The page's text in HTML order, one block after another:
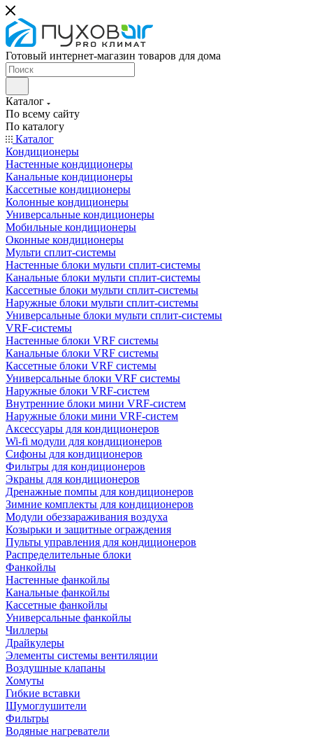
Готовый интернет-магазин товаров для дома
Каталог
По всему сайту
По каталогу
Каталог
Кондиционеры
Настенные кондиционеры
Канальные кондиционеры
Кассетные кондиционеры
Колонные кондиционеры
Универсальные кондиционеры
Мобильные кондиционеры
Оконные кондиционеры
Мульти сплит-системы
Настенные блоки мульти сплит-системы
Канальные блоки мульти сплит-системы
Кассетные блоки мульти сплит-системы
Наружные блоки мульти сплит-системы
Универсальные блоки мульти сплит-системы
VRF-системы
Настенные блоки VRF системы
Канальные блоки VRF системы
Кассетные блоки VRF системы
Универсальные блоки VRF системы
Наружные блоки VRF-систем
Внутренние блоки мини VRF-систем
Наружные блоки мини VRF-систем
Аксессуары для кондиционеров
Wi-fi модули для кондиционеров
Сифоны для кондиционеров
Фильтры для кондиционеров
Экраны для кондиционеров
Дренажные помпы для кондиционеров
Зимние комплекты для кондиционеров
Модули обеззараживания воздуха
Козырьки и защитные ограждения
Пульты управления для кондиционеров
Распределительные блоки
Фанкойлы
Настенные фанкойлы
Канальные фанкойлы
Кассетные фанкойлы
Универсальные фанкойлы
Чиллеры
Драйкулеры
Элементы системы вентиляции
Воздушные клапаны
Хомуты
Гибкие вставки
Шумоглушители
Фильтры
Водяные нагреватели